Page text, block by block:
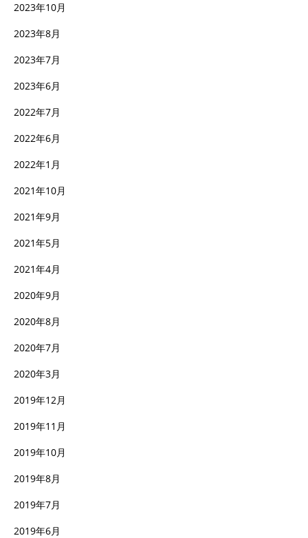
2023年10月
2023年8月
2023年7月
2023年6月
2022年7月
2022年6月
2022年1月
2021年10月
2021年9月
2021年5月
2021年4月
2020年9月
2020年8月
2020年7月
2020年3月
2019年12月
2019年11月
2019年10月
2019年8月
2019年7月
2019年6月